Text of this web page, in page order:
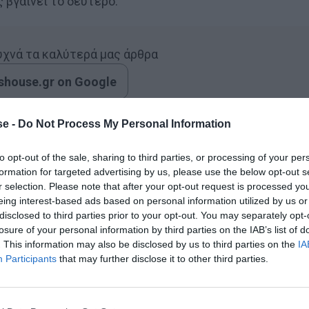
- Do Not Process My Personal Information
opt-out of the sale, sharing to third parties, or processing of your
for targeted advertising by us, please use the below opt-out
selection. Please note that after your opt-out request is processed
interest-based ads based on personal information utilized by us
to third parties prior to your opt-out. You may separately
of your personal information by third parties on the IAB’s list of
This information may also be disclosed by us to third parties on the
Participants that may further disclose it to other third parties.
τα καλύτερά μας άρθρα
on Google
και φυσικά την λέμε εμείς. Σε κάθε περίπτωση το
Κοινώς, ήταν τόσο καλό όσο αντικατόπτριζε
είναι τυχαίο γιατί το σενάριο και την όλη
που έγραψε το διαρκώς εξελιγμένο ανά σεζόν
και ελπιδοφόροι, γιατί πετυχαίνουν να
του κοινού. Αυτός λοιπόν ο τύπος μας
φινάλε που έμεινε εσκεμμένα μετέωρο. Μόνο που